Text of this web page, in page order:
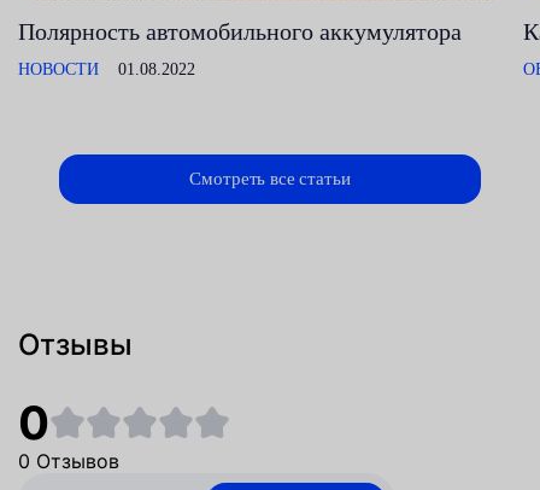
Полярность автомобильного аккумулятора
НОВОСТИ 01.08.2022
Смотреть все статьи
Отзывы
0
0 Отзывов